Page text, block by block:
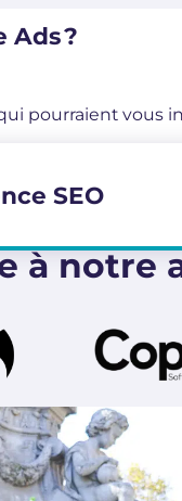
Ads ?
pourraient vous
SEO
à notre